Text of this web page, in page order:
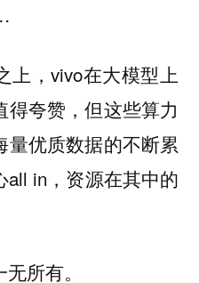
上，vivo在大模型上
夸赞，但这些算力
优质数据的不断累
in，资源在其中的
所有。